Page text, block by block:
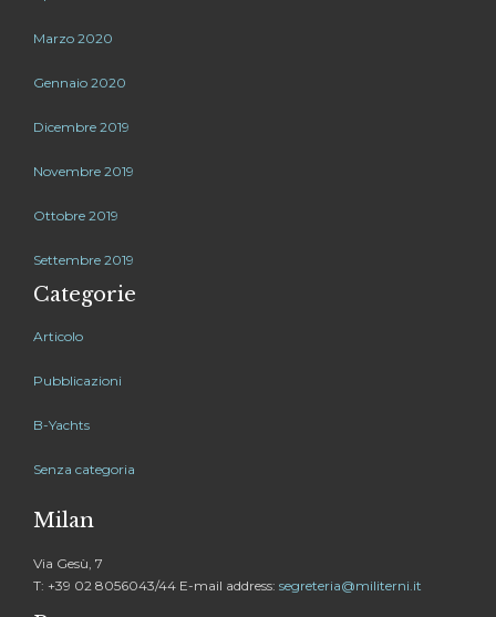
Marzo 2020
Gennaio 2020
Dicembre 2019
Novembre 2019
Ottobre 2019
Settembre 2019
Categorie
Articolo
Pubblicazioni
B-Yachts
Senza categoria
Milan
Via Gesù, 7
T: +39 02 8056043/44 E-mail address: segreteria@militerni.it